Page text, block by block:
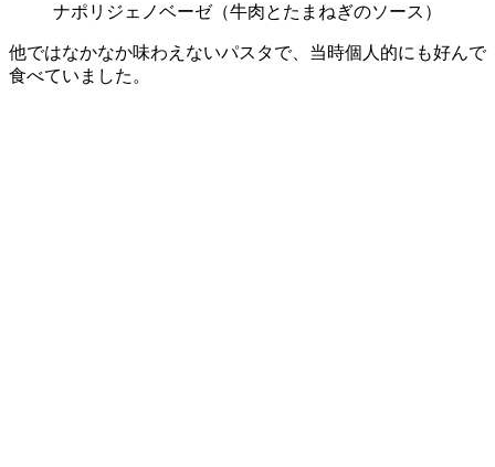
ナポリジェノベーゼ（牛肉とたまねぎのソース）
他ではなかなか味わえないパスタで、当時個人的にも好んで
食べていました。